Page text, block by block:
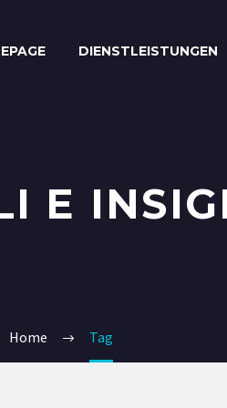
DIENSTLEISTUNGEN
E
Home Tag